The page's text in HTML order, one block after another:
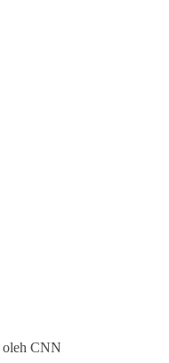
oleh CNN